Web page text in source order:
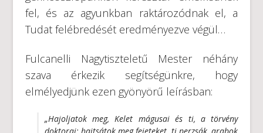
fel, és az agyunkban raktározódnak el, a
Tudat felébredését eredményezve végül…
Fulcanelli Nagytiszteletű Mester néhány
szava érkezik segítségünkre, hogy
elmélyedjünk ezen gyönyörű leírásban:
„Hajoljatok meg, Kelet mágusai és ti, a törvény